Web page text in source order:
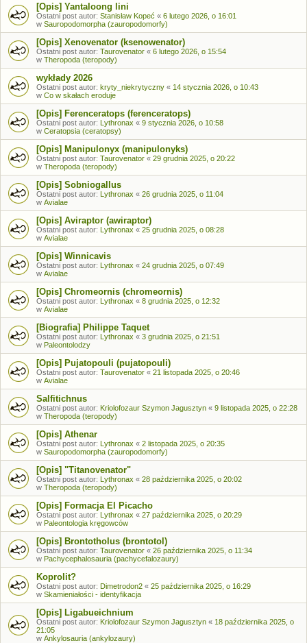
[Opis] Yantaloong lini
Ostatni post autor: Stanisław Kopeć « 6 lutego 2026, o 16:01
w Sauropodomorpha (zauropodomorfy)
[Opis] Xenovenator (ksenowenator)
Ostatni post autor: Taurovenator « 6 lutego 2026, o 15:54
w Theropoda (teropody)
wykłady 2026
Ostatni post autor: kryty_niekrytyczny « 14 stycznia 2026, o 10:43
w Co w skałach eroduje
[Opis] Ferenceratops (ferenceratops)
Ostatni post autor: Lythronax « 9 stycznia 2026, o 10:58
w Ceratopsia (ceratopsy)
[Opis] Manipulonyx (manipulonyks)
Ostatni post autor: Taurovenator « 29 grudnia 2025, o 20:22
w Theropoda (teropody)
[Opis] Sobniogallus
Ostatni post autor: Lythronax « 26 grudnia 2025, o 11:04
w Avialae
[Opis] Aviraptor (awiraptor)
Ostatni post autor: Lythronax « 25 grudnia 2025, o 08:28
w Avialae
[Opis] Winnicavis
Ostatni post autor: Lythronax « 24 grudnia 2025, o 07:49
w Avialae
[Opis] Chromeornis (chromeornis)
Ostatni post autor: Lythronax « 8 grudnia 2025, o 12:32
w Avialae
[Biografia] Philippe Taquet
Ostatni post autor: Lythronax « 3 grudnia 2025, o 21:51
w Paleontolodzy
[Opis] Pujatopouli (pujatopouli)
Ostatni post autor: Taurovenator « 21 listopada 2025, o 20:46
w Avialae
Salfitichnus
Ostatni post autor: Kriolofozaur Szymon Jagusztyn « 9 listopada 2025, o 22:28
w Theropoda (teropody)
[Opis] Athenar
Ostatni post autor: Lythronax « 2 listopada 2025, o 20:35
w Sauropodomorpha (zauropodomorfy)
[Opis] "Titanovenator"
Ostatni post autor: Lythronax « 28 października 2025, o 20:02
w Theropoda (teropody)
[Opis] Formacja El Picacho
Ostatni post autor: Lythronax « 27 października 2025, o 20:29
w Paleontologia kręgowców
[Opis] Brontotholus (brontotol)
Ostatni post autor: Taurovenator « 26 października 2025, o 11:34
w Pachycephalosauria (pachycefalozaury)
Koprolit?
Ostatni post autor: Dimetrodon2 « 25 października 2025, o 16:29
w Skamieniałości - identyfikacja
[Opis] Ligabueichnium
Ostatni post autor: Kriolofozaur Szymon Jagusztyn « 18 października 2025, o
21:05
w Ankylosauria (ankylozaury)